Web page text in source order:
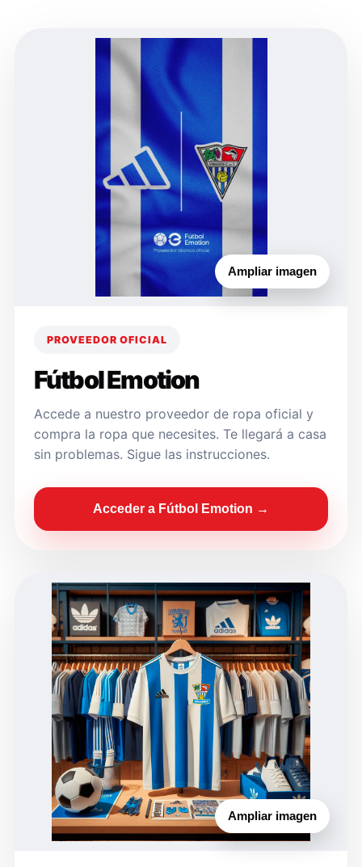
Ampliar imagen
PROVEEDOR OFICIAL
Fútbol Emotion
Accede a nuestro proveedor de ropa oficial y
compra la ropa que necesites. Te llegará a casa
sin problemas. Sigue las instrucciones.
Acceder a Fútbol Emotion →
Ampliar imagen